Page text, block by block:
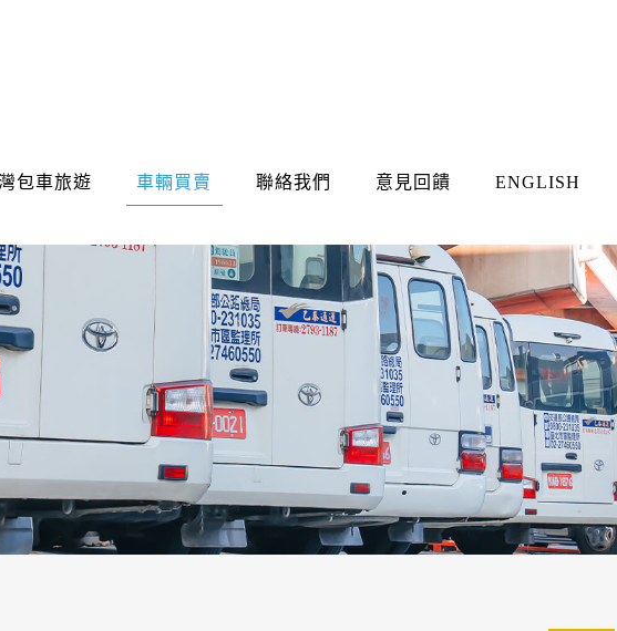
包車旅遊 車輛買賣 聯絡我們 意見回饋 ENGLISH